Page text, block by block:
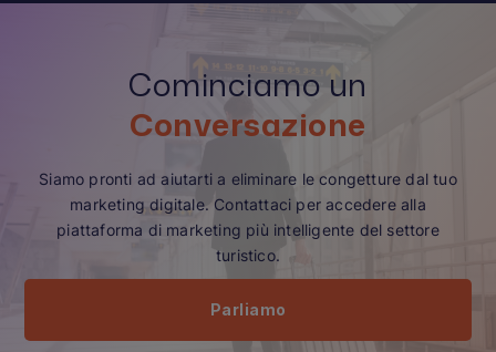
Cominciamo un
Conversazione
Siamo pronti ad aiutarti a eliminare le congetture dal tuo
marketing digitale. Contattaci per accedere alla
piattaforma di marketing più intelligente del settore
turistico.
Parliamo